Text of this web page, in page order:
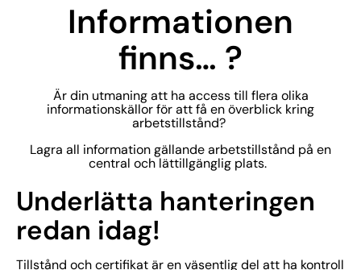
Informationen
finns… ?
Är din utmaning att ha access till flera olika
informationskällor för att få en överblick kring
arbetstillstånd?
Lagra all information gällande arbetstillstånd på en
central och lättillgänglig plats.
Underlätta hanteringen
redan idag!
Tillstånd och certifikat är en väsentlig del att ha kontroll